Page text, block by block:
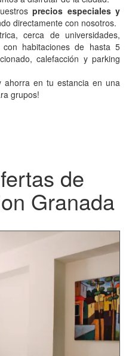
precios especiales y
directamente con nosotros.
cerca de universidades,
habitaciones de hasta 5
calefacción y parking
ahorra en tu estancia en una
grupos!
de
Granada